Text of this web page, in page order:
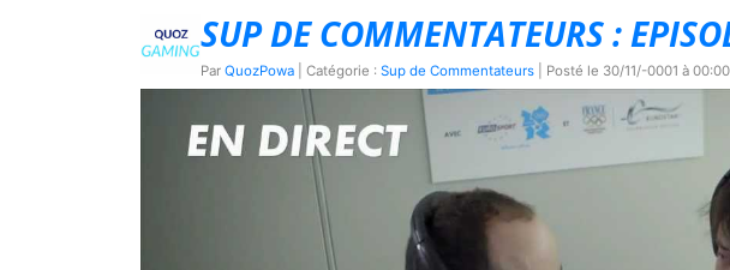
SUP DE COMMENTATEURS :
Par QuozPowa | Catégorie : Sup de Commentateurs | Posté le 30/11/-0001 à 00:00